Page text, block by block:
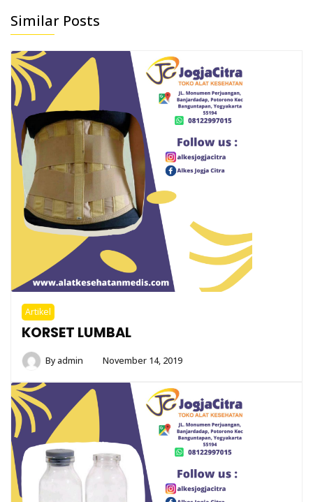
Similar Posts
Artikel
KORSET LUMBAL
Byadmin November 14, 2019